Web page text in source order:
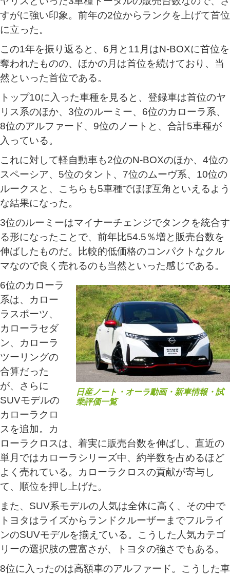
すがに強い印象。前年の2位からランクを上げて首位
に立った。
この1年を振り返ると、6月と11月はN-BOXに首位を
奪われたものの、ほかの月は首位を続けており、当
然といった首位である。
トップ10に入った車種を見ると、登録車は首位のヤ
リス系のほか、3位のルーミー、6位のカローラ系、
8位のアルファード、9位のノートと、合計5車種が
入っている。
これに対して軽自動車も2位のN-BOXのほか、4位の
スペーシア、5位のタント、7位のムーヴ系、10位の
ルークスと、こちらも5車種でほぼ互角といえるよう
な結果になった。
3位のルーミーはマイナーチェンジでタンクを統合す
る形になったことで、前年比54.5％増と販売台数を
伸ばしたものだ。比較的低価格のコンパクトなクル
マなので良く売れるのも当然といった感じである。
日産ノート・オーラ動画・新車情報・試
乗評価一覧
6位のカローラ
系は、カロー
ラスポーツ、
カローラセダ
ン、カローラ
ツーリングの
合算だった
が、さらに
SUVモデルの
カローラクロ
スを追加。カ
ローラクロスは、着実に販売台数を伸ばし、直近の
単月ではカローラシリーズ中、約半数を占めるほど
よく売れている。カローラクロスの貢献が寄与し
て、順位を押し上げた。
また、SUV系モデルの人気は全体に高く、その中で
トヨタはライズからランドクルーザーまでフルライ
ンのSUVモデルを揃えている。こうした人気カテゴ
リーの選択肢の豊富さが、トヨタの強さでもある。
8位に入ったのは高額車のアルファード。こうした車